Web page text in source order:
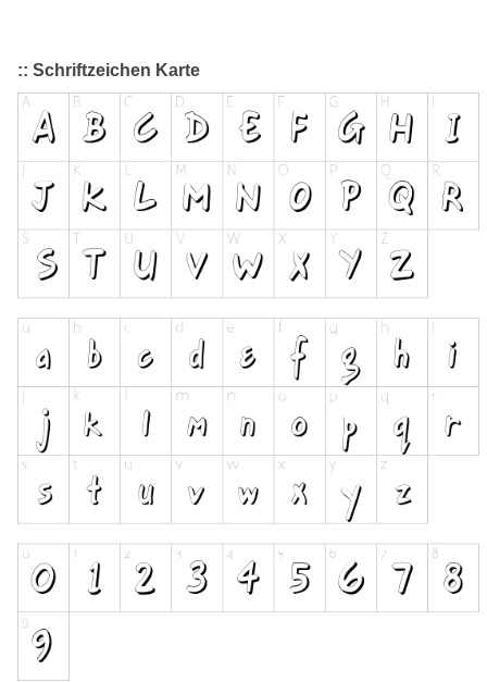
:: Schriftzeichen Karte